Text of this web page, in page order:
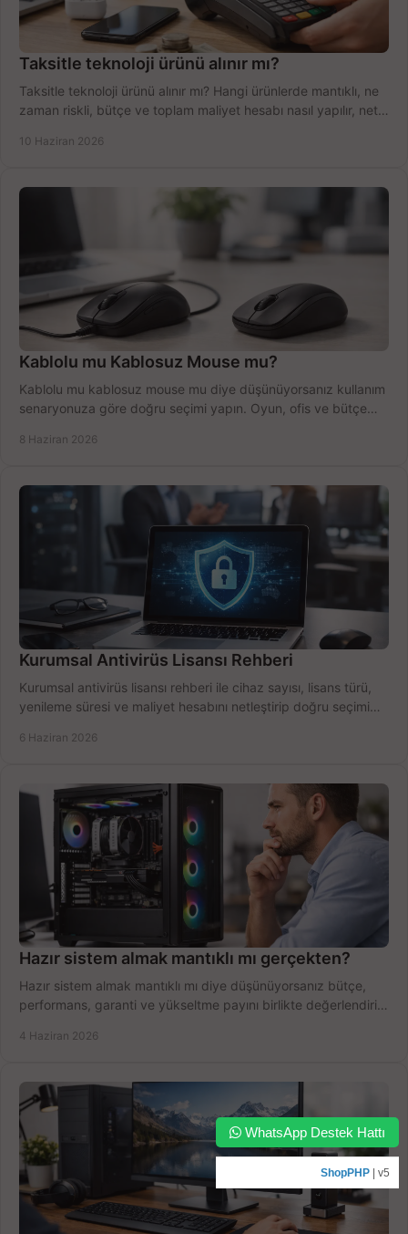
Taksitle teknoloji ürünü alınır mı?
Taksitle teknoloji ürünü alınır mı? Hangi ürünlerde mantıklı, ne
zaman riskli, bütçe ve toplam maliyet hesabı nasıl yapılır, net
10 Haziran 2026
Kablolu mu Kablosuz Mouse mu?
Kablolu mu kablosuz mouse mu diye düşünüyorsanız kullanım
senaryonuza göre doğru seçimi yapın. Oyun, ofis ve bütçe
8 Haziran 2026
Kurumsal Antivirüs Lisansı Rehberi
Kurumsal antivirüs lisansı rehberi ile cihaz sayısı, lisans türü,
yenileme süresi ve maliyet hesabını netleştirip doğru seçimi
6 Haziran 2026
Hazır sistem almak mantıklı mı gerçekten?
Hazır sistem almak mantıklı mı diye düşünüyorsanız bütçe,
performans, garanti ve yükseltme payını birlikte değerlendirin,
4 Haziran 2026
WhatsApp Destek Hattı
ShopPHP | v5